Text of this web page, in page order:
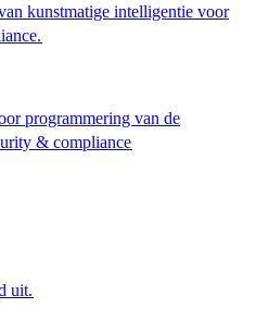
kunstmatige intelligentie voor
programmering van de
& compliance​​
uit.​​